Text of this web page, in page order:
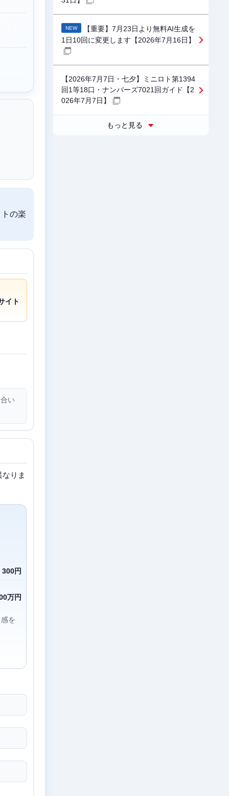
の楽
イト
い
なりま
300円
万円
を
NEW
【重要】7月23日より無料AI生成を
1日10回に変更します【2026年7月16日】
【2026年7月7日・七夕】ミニロト第1394
回1等18口・ナンバーズ7021回ガイド【2
026年7月7日】
もっと見る